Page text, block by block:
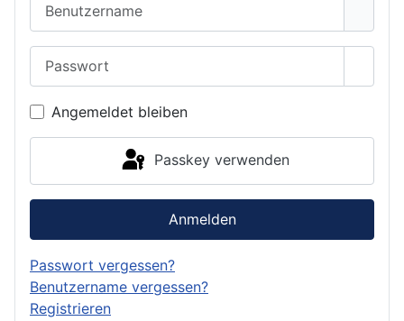
Angemeldet bleiben
Passkey verwenden
Anmelden
Passwort vergessen?
Benutzername vergessen?
Registrieren